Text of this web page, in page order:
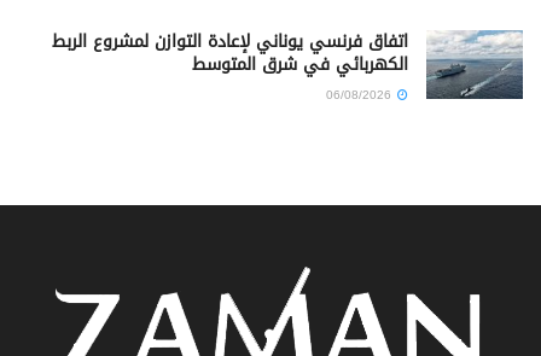
اتفاق فرنسي يوناني لإعادة التوازن لمشروع الربط
الكهربائي في شرق المتوسط